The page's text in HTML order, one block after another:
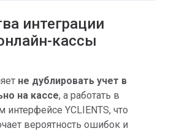
интеграции
кассы
не дублировать учет в
на кассе, а работать в
YCLIENTS, что
вероятность ошибок и